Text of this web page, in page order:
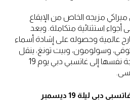
مزيجه الخاص من الإيقاع
أجواء استثنائية متكاملة. وبعد
عالمية وحصوله على إشادة أسماء
وسولومون، وبيت تونغ، ينقل
ميراكي هذه الطاقة المتوهّجة نفسها إلى غاتسبي دبي يوم 19
ليلة 19 ديسمبر